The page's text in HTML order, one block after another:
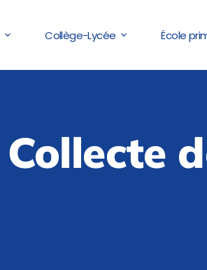
Collège-Lycée École
Collecte